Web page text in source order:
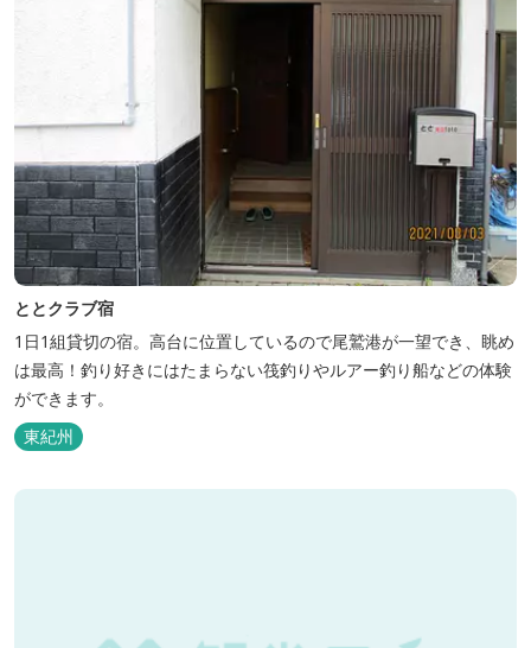
ととクラブ宿
1日1組貸切の宿。高台に位置しているので尾鷲港が一望でき、眺め
は最高！釣り好きにはたまらない筏釣りやルアー釣り船などの体験
ができます。
東紀州